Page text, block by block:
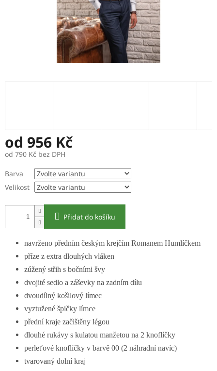
od 956 Kč
od 790 Kč bez DPH
cena:
Barva
Velikost
Přidat do košíku
navrženo předním českým krejčím Romanem Humlíčkem
příze z extra dlouhých vláken
zúžený střih s bočními švy
dvojité sedlo a záševky na zadním dílu
dvoudílný košilový límec
vyztužené špičky límce
přední kraje začištěny légou
dlouhé rukávy s kulatou manžetou na 2 knoflíčky
perleťové knoflíčky v barvě 00 (2 náhradní navíc)
tvarovaný dolní kraj